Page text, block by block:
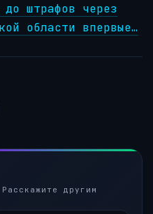
до штрафов через
области впервые…
другим